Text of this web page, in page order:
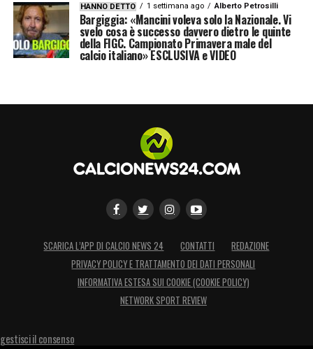
HANNO DETTO 1 settimana ago Alberto Petrosilli
Bargiggia: «Mancini voleva solo la Nazionale. Vi
svelo cosa è successo davvero dietro le quinte
della FIGC. Campionato Primavera male del
calcio italiano» ESCLUSIVA e VIDEO
SCARICA L’APP DI CALCIO NEWS 24 CONTATTI
REDAZIONE
PRIVACY POLICY E TRATTAMENTO DEI DATI PERSONALI
INFORMATIVA ESTESA SUI COOKIE (COOKIE POLICY)
NETWORK SPORT REVIEW
gestisci il consenso